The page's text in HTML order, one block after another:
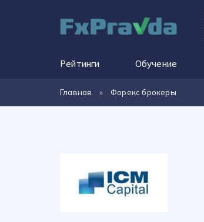
Рейтинги Обучение
Главная » Форекс брокеры